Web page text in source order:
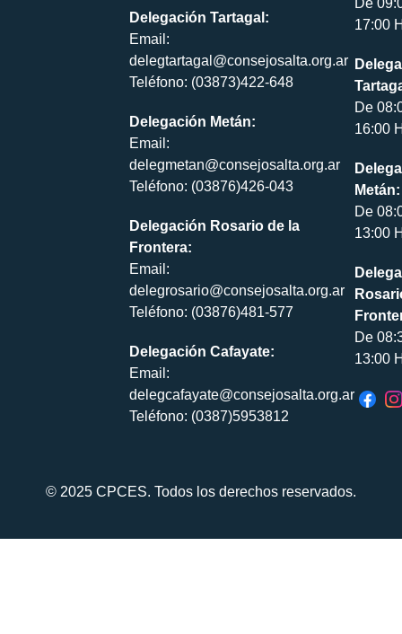
Delegación Tartagal:
Email:
delegtartagal@consejosalta.org.ar
Teléfono: (03873)422-648
Delegación Metán:
Email:
delegmetan@consejosalta.org.ar
Teléfono: (03876)426-043
Delegación Rosario de la
Frontera:
Email:
delegrosario@consejosalta.org.ar
Teléfono: (03876)481-577
Delegación Cafayate:
Email:
delegcafayate@consejosalta.org.ar
Teléfono: (0387)5953812
De
17:00
De
16:00
Metán:
De
13:00
De
13:00
© 2025 CPCES. Todos los derechos reservados.